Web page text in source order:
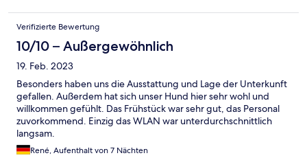
Verifizierte Bewertung
10/10 – Außergewöhnlich
19. Feb. 2023
Besonders haben uns die Ausstattung und Lage der Unterkunft
gefallen. Außerdem hat sich unser Hund hier sehr wohl und
willkommen gefühlt. Das Frühstück war sehr gut, das Personal
zuvorkommend. Einzig das WLAN war unterdurchschnittlich
langsam.
René, Aufenthalt von 7 Nächten